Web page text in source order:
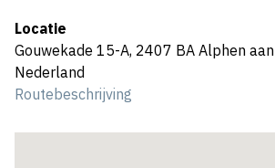
Locatie
Gouwekade 15-A, 2407 BA Alphen aan
Nederland
Routebeschrijving